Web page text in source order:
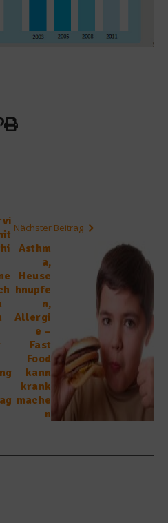
Nächster Beitrag
Asthm
a,
Heusc
hnupfe
n,
Allergi
e –
Fast
Food
kann
krank
mache
n